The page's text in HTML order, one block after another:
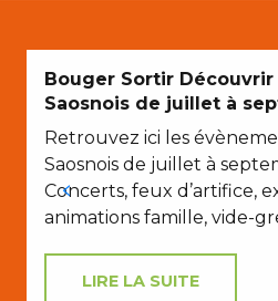
Bouger Sortir Découvrir
Saosnois de juillet à
Retrouvez ici les
Saosnois de juillet à
Concerts, feux d’artifice,
animations famille, vide-
LIRE LA SUITE